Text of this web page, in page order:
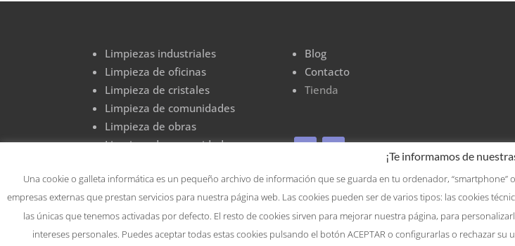
Limpiezas industriales
Limpieza de oficinas
Limpieza de cristales
Limpieza de comunidades
Limpieza de obras
Limpieza de comunidades
Blog
Contacto
Tienda
Compromiso con la protección de datos personales|
¡Te informamos de
Una cookie o galleta informática es un pequeño archivo de información que se guarda en tu ordenador,
empresas externas que prestan servicios para nuestra página web. Las cookies pueden ser de varios tipos: las cookies
las únicas que tenemos activadas por defecto. El resto de cookies sirven para mejorar nuestra página, para
intereses personales. Puedes aceptar todas estas cookies pulsando el botón ACEPTAR o configurarlas o rechazar su